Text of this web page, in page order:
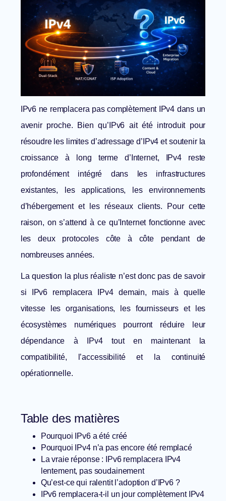
IPv6 ne remplacera pas complètement IPv4 dans un
avenir proche. Bien qu’IPv6 ait été introduit pour
résoudre les limites d’adressage d’IPv4 et soutenir la
croissance à long terme d’Internet, IPv4 reste
profondément intégré dans les infrastructures
existantes, les applications, les environnements
d’hébergement et les réseaux clients. Pour cette
raison, on s’attend à ce qu’Internet fonctionne avec
les deux protocoles côte à côte pendant de
nombreuses années.
La question la plus réaliste n’est donc pas de savoir
si IPv6 remplacera IPv4 demain, mais à quelle
vitesse les organisations, les fournisseurs et les
écosystèmes numériques pourront réduire leur
dépendance à IPv4 tout en maintenant la
compatibilité, l’accessibilité et la continuité
opérationnelle.
Table des matières
Pourquoi IPv6 a été créé
Pourquoi IPv4 n’a pas encore été remplacé
La vraie réponse : IPv6 remplacera IPv4
lentement, pas soudainement
Qu’est-ce qui ralentit l’adoption d’IPv6 ?
IPv6 remplacera-t-il un jour complètement IPv4